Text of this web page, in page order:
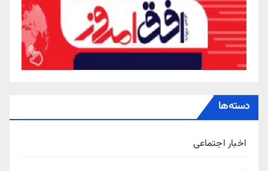
دسته‌ها
اخبار اجتماعی